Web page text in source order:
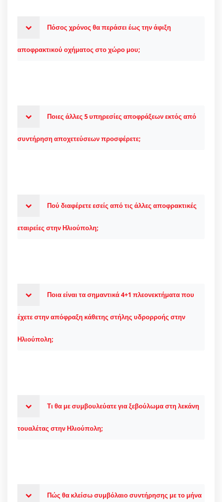
Πόσος χρόνος θα περάσει έως την άφιξη
αποφρακτικού οχήματος στο χώρο μου;
Ποιες άλλες 5 υπηρεσίες αποφράξεων εκτός από
συντήρηση αποχετεύσεων προσφέρετε;
Πού διαφέρετε εσείς από τις άλλες αποφρακτικές
εταιρείες στην Ηλιούπολη;
Ποια είναι τα σημαντικά 4+1 πλεονεκτήματα που
έχετε στην απόφραξη κάθετης στήλης υδρορροής στην
Ηλιούπολη;
Τι θα με συμβουλεύατε για ξεβούλωμα στη λεκάνη
τουαλέτας στην Ηλιούπολη;
Πώς θα κλείσω συμβόλαιο συντήρησης με το μήνα